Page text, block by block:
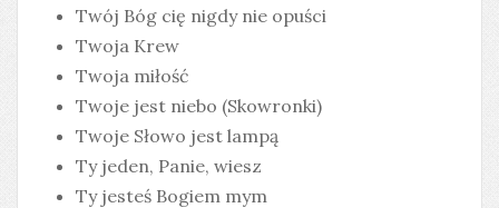
Twój Bóg cię nigdy nie opuści
Twoja Krew
Twoja miłość
Twoje jest niebo (Skowronki)
Twoje Słowo jest lampą
Ty jeden, Panie, wiesz
Ty jesteś Bogiem mym